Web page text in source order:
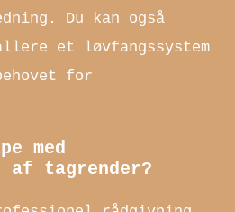
Du kan også
et løvfangssystem
for
med
tagrender?